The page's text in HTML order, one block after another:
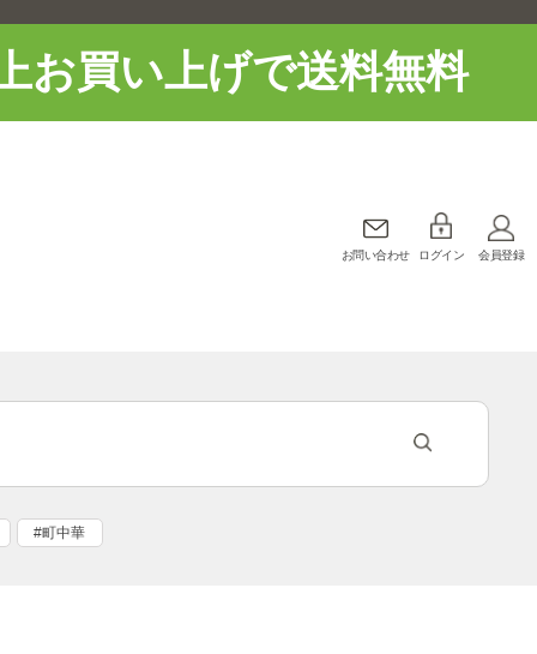
お買い上げで送料無料
お問い合わせ ログイン 会員登録
#町中華